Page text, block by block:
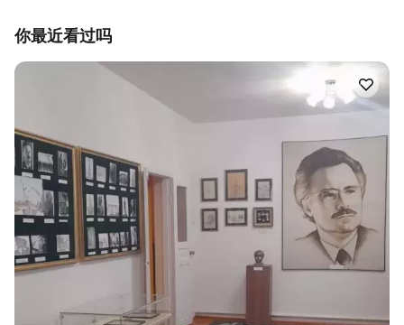
你最近看过吗